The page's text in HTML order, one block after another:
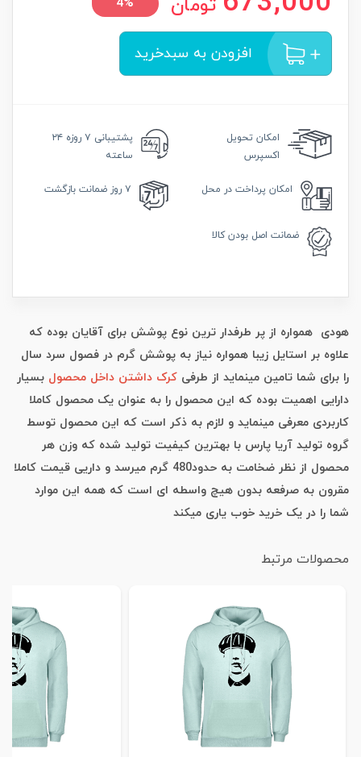
تومان
افزودن به سبدخرید
امکان تحویل
اکسپرس
پشتیبانی
۷ روزه ۲۴
ساعته
امکان پرداخت در محل ۷ روز ضمانت بازگشت
ضمانت اصل بودن کالا
هودی همواره از پر طرفدار ترین نوع پوشش برای آقایان بوده که
علاوه بر استایل زیبا همواره نیاز به پوشش گرم در فصول سرد سال
را برای شما تامین مینماید از طرفی کرک داشتن داخل محصول بسیار
دارایی اهمیت بوده که این محصول را به عنوان یک محصول کاملا
کاربردی معرفی مینماید و لازم به ذکر است که این محصول توسط
گروه تولید آریا پارس با بهترین کیفیت تولید شده که وزن هر
محصول از نظر ضخامت به حدود480 گرم میرسد و داریی قیمت کاملا
مقرون به صرفعه بدون هیچ واسطه ای است که همه این موارد
شما را در یک خرید خوب یاری میکند
محصولات مرتبط